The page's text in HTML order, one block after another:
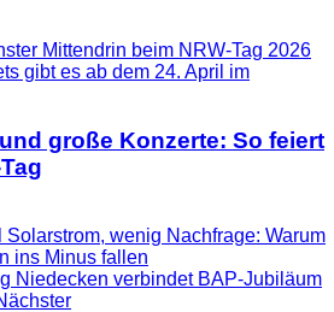
große Konzerte: So feiert
Solarstrom, wenig Nachfrage: Warum
ins Minus fallen
Niedecken verbindet BAP-Jubiläum